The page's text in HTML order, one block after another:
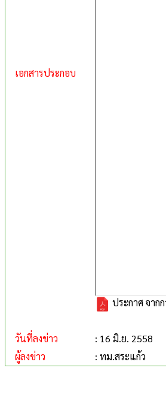
เอกสารประกอบ
ประกาศ จาก
วันที่ลงข่าว
: 16 มิ.ย. 2558
ผู้ลงข่าว
: ทม.สระแก้ว